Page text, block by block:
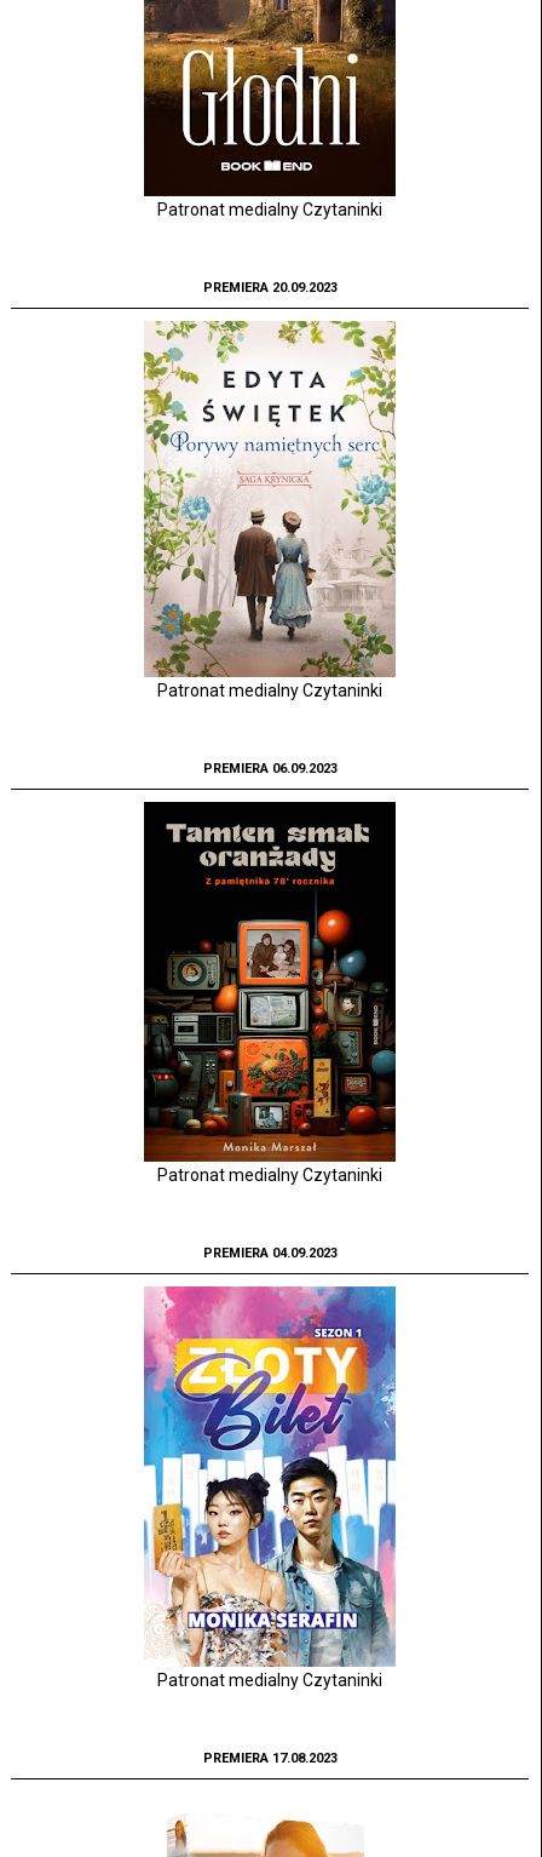
Patronat medialny Czytaninki
PREMIERA 20.09.2023
Patronat medialny Czytaninki
PREMIERA 06.09.2023
Patronat medialny Czytaninki
PREMIERA 04.09.2023
Patronat medialny Czytaninki
PREMIERA 17.08.2023